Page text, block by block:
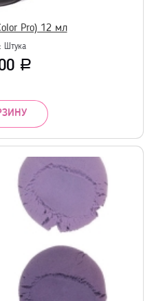
Pro) 12 мл
Штука
Р